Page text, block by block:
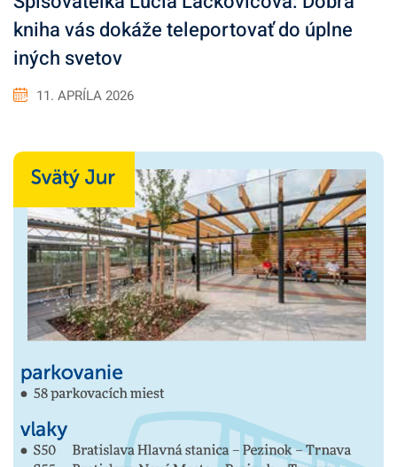
kniha vás dokáže teleportovať do úplne
iných svetov
11. APRÍLA 2026